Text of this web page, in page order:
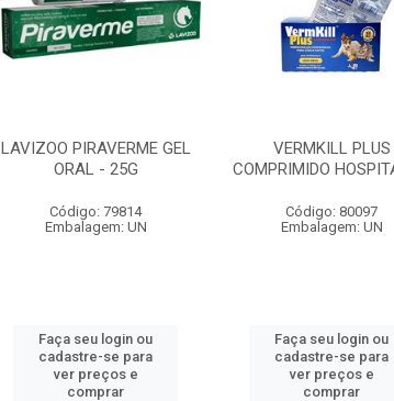
LAVIZOO PIRAVERME GEL
ORAL - 25G
Código: 79814
Embalagem: UN
Faça seu login ou
cadastre-se para
ver preços e
comprar
VERMKILL PLUS
COMPRIMIDO
Código: 80097
Embalagem: UN
Faça seu login ou
cadastre-se para
ver preços e
comprar